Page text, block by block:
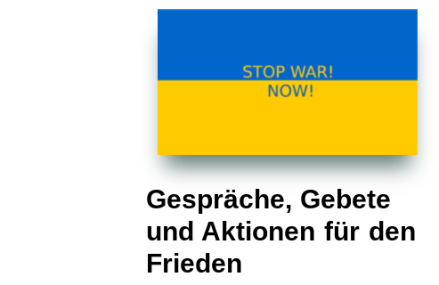
Gespräche, Gebete
und Aktionen für den
Frieden